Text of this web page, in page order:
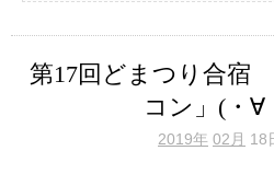
第17回どまつり合宿
コン」(・∀
2019年 02月 18